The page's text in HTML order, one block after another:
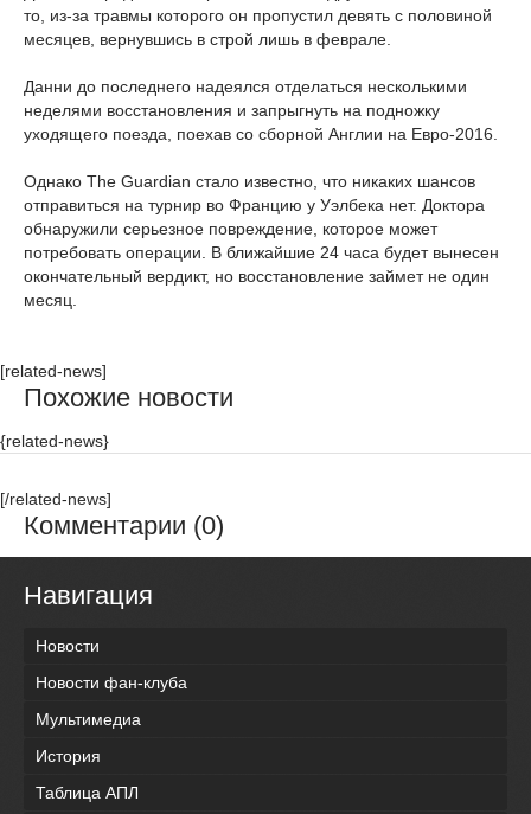
то, из-за травмы которого он пропустил девять с половиной
месяцев, вернувшись в строй лишь в феврале.
Данни до последнего надеялся отделаться несколькими
неделями восстановления и запрыгнуть на подножку
уходящего поезда, поехав со сборной Англии на Евро-2016.
Однако The Guardian стало известно, что никаких шансов
отправиться на турнир во Францию у Уэлбека нет. Доктора
обнаружили серьезное повреждение, которое может
потребовать операции. В ближайшие 24 часа будет вынесен
окончательный вердикт, но восстановление займет не один
месяц.
[related-news]
Похожие новости
{related-news}
[/related-news]
Комментарии (0)
Навигация
Новости
Новости фан-клуба
Мультимедиа
История
Таблица АПЛ